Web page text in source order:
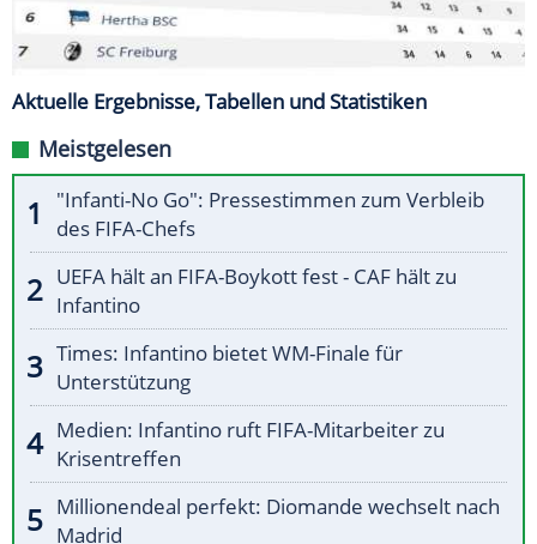
Aktuelle Ergebnisse, Tabellen und Statistiken
Meistgelesen
"Infanti-No Go": Pressestimmen zum Verbleib
des FIFA-Chefs
UEFA hält an FIFA-Boykott fest - CAF hält zu
Infantino
Times: Infantino bietet WM-Finale für
Unterstützung
Medien: Infantino ruft FIFA-Mitarbeiter zu
Krisentreffen
Millionendeal perfekt: Diomande wechselt nach
Madrid